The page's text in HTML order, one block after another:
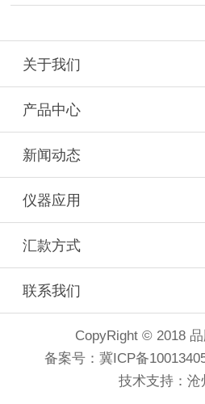
关于我们
产品中心
新闻动态
仪器应用
汇款方式
联系我们
CopyRight © 2018
备案号：冀ICP备
技术支持：沧